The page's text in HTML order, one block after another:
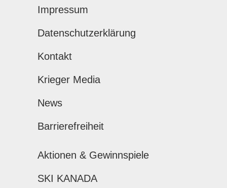
Impressum
Datenschutzerklärung
Kontakt
Krieger Media
News
Barrierefreiheit
Aktionen & Gewinnspiele
SKI KANADA